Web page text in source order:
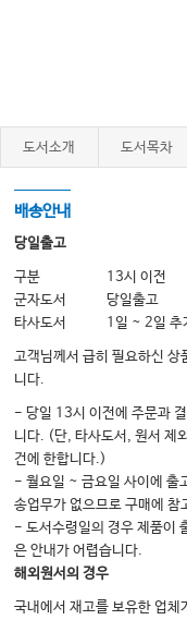
도서소개 도서목차
배송안내
당일출고
구분 13시 이전
군자도서
당일출고
타사도서
1일 ~ 2일 추
고객님께서 급히 필요하신 상
니다.
- 당일 13시 이전에 주문과
니다. (단, 타사도서, 원서 제
건에 한합니다.)
- 월요일 ~ 금요일 사이에 출
송업무가 없으므로 구매에 참
- 도서수령일의 경우 제품이
은 안내가 어렵습니다.
해외원서의 경우
국내에서 재고를 보유한 업체